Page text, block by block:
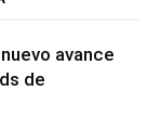
avance
de